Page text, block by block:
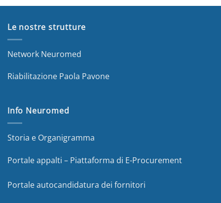
Le nostre strutture
Network Neuromed
Riabilitazione Paola Pavone
Info Neuromed
Storia e Organigramma
Portale appalti – Piattaforma di E-Procurement
Portale autocandidatura dei fornitori